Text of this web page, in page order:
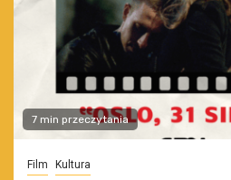
7 min przeczytania
Film Kultura